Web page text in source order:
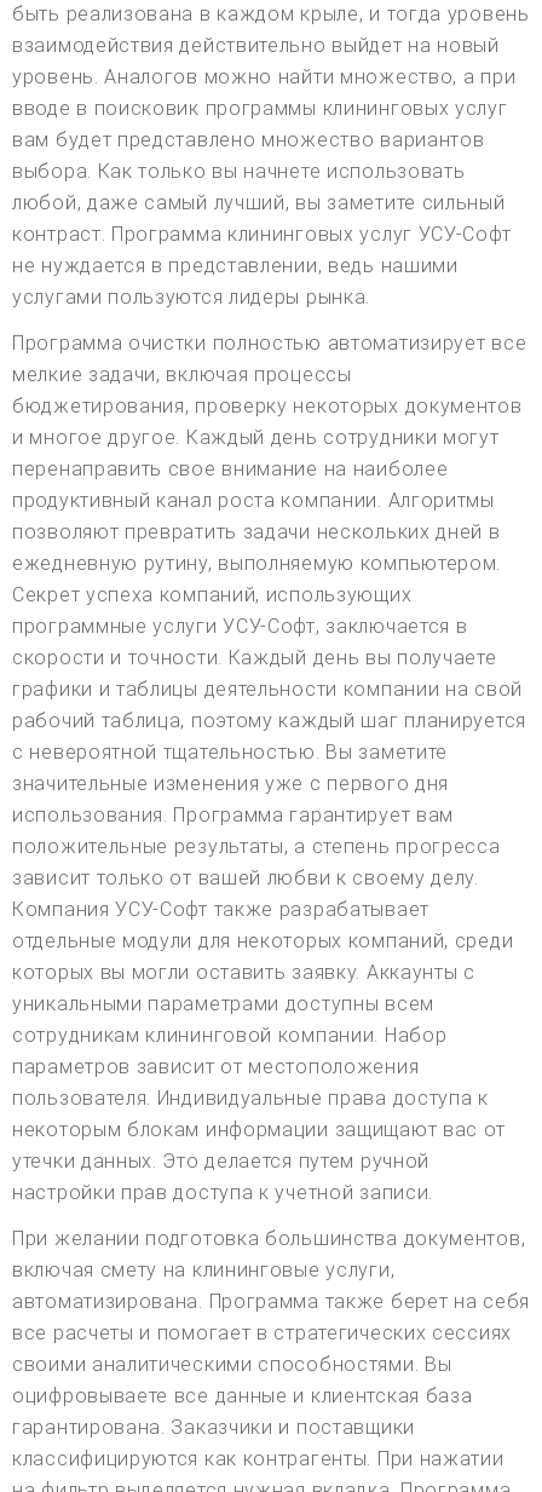
быть реализована в каждом крыле, и тогда уровень
взаимодействия действительно выйдет на новый
уровень. Аналогов можно найти множество, а при
вводе в поисковик программы клининговых услуг
вам будет представлено множество вариантов
выбора. Как только вы начнете использовать
любой, даже самый лучший, вы заметите сильный
контраст. Программа клининговых услуг УСУ-Софт
не нуждается в представлении, ведь нашими
услугами пользуются лидеры рынка.
Программа очистки полностью автоматизирует все
мелкие задачи, включая процессы
бюджетирования, проверку некоторых документов
и многое другое. Каждый день сотрудники могут
перенаправить свое внимание на наиболее
продуктивный канал роста компании. Алгоритмы
позволяют превратить задачи нескольких дней в
ежедневную рутину, выполняемую компьютером.
Секрет успеха компаний, использующих
программные услуги УСУ-Софт, заключается в
скорости и точности. Каждый день вы получаете
графики и таблицы деятельности компании на свой
рабочий таблица, поэтому каждый шаг планируется
с невероятной тщательностью. Вы заметите
значительные изменения уже с первого дня
использования. Программа гарантирует вам
положительные результаты, а степень прогресса
зависит только от вашей любви к своему делу.
Компания УСУ-Софт также разрабатывает
отдельные модули для некоторых компаний, среди
которых вы могли оставить заявку. Аккаунты с
уникальными параметрами доступны всем
сотрудникам клининговой компании. Набор
параметров зависит от местоположения
пользователя. Индивидуальные права доступа к
некоторым блокам информации защищают вас от
утечки данных. Это делается путем ручной
настройки прав доступа к учетной записи.
При желании подготовка большинства документов,
включая смету на клининговые услуги,
автоматизирована. Программа также берет на себя
все расчеты и помогает в стратегических сессиях
своими аналитическими способностями. Вы
оцифровываете все данные и клиентская база
гарантирована. Заказчики и поставщики
классифицируются как контрагенты. При нажатии